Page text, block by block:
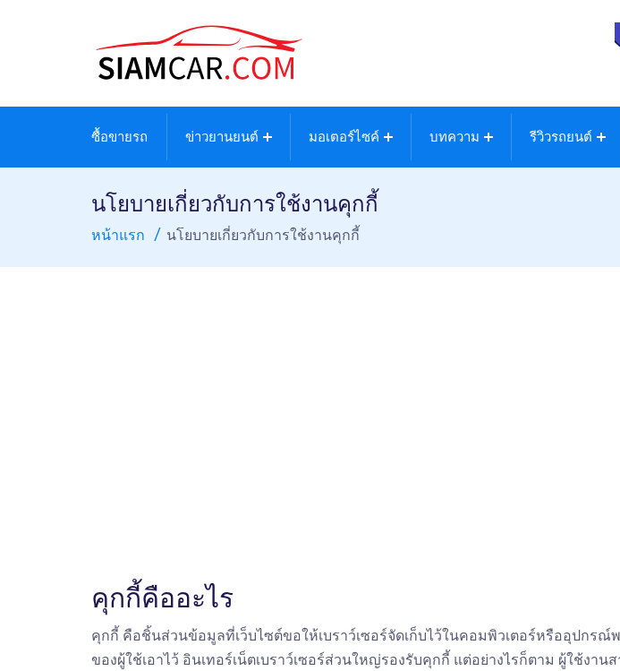
ซื้อขายรถ ข่าวยานยนต์ มอเตอร์ไซค์ บทความ รีวิวรถยนต์
นโยบายเกี่ยวกับการใช้งานคุกกี้
หน้าแรก นโยบายเกี่ยวกับการใช้งานคุกกี้
คุกกี้คืออะไร
คุกกี้ คือชิ้นส่วนข้อมูลที่เว็บไซต์ขอให้เบราว์เซอร์จัดเก็บไว้ในคอมพิวเตอร์หรืออุปกร
ของผู้ใช้เอาไว้ อินเทอร์เน็ตเบราว์เซอร์ส่วนใหญ่รองรับคุกกี้ แต่อย่างไรก็ตาม ผู้ใช้งา